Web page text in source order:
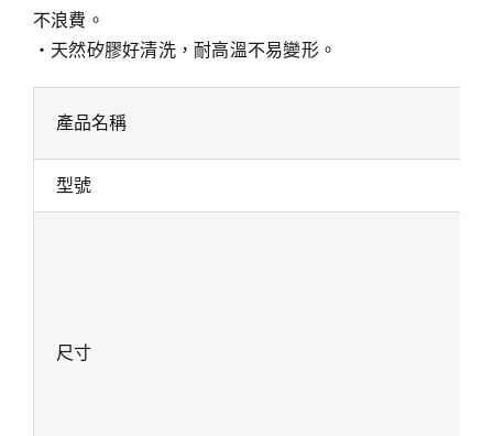
不浪費。
‧天然矽膠好清洗，耐高溫不易變形。
產品名稱
型號
尺寸